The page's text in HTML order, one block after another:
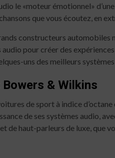
le «moteur émotionnel»
que vous écoutez, en
constructeurs automobiles
pour créer des
uns des meilleurs
& Wilkins
de sport à indice
de ses systèmes audio,
de haut-parleurs de luxe, que